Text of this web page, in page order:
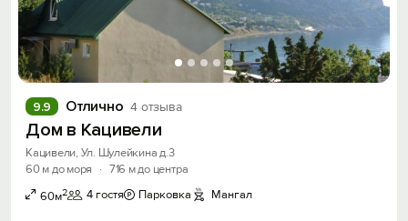
Отлично 4 отзыва
9.9
Дом в Кацивели
Кацивели, Ул. Шулейкина д.3
60 м до моря
· 716 м до центра
60м2 4 гостя Парковка Мангал